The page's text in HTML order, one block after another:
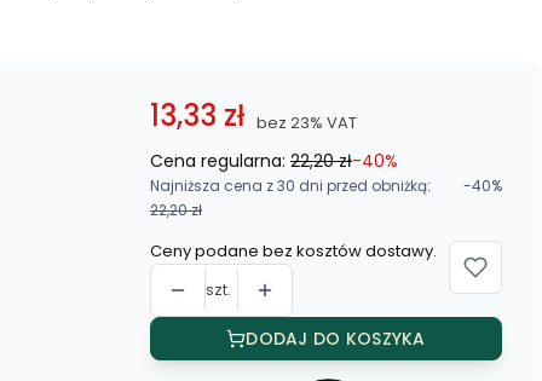
13,33 zł bez 23% VAT
Cena regularna: 22,20 zł-40%
Najniższa cena z 30 dni przed obniżką:
22,20 zł
-40%
Ceny podane bez kosztów dostawy.
szt.
DODAJ DO KOSZYKA